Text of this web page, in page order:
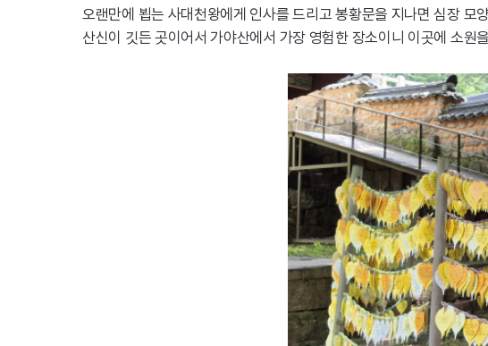
오랜만에 뵙는 사대천왕에게 인사를 드리고 봉황문을 지나면 심장 모
산신이 깃든 곳이어서 가야산에서 가장 영험한 장소이니 이곳에 소원